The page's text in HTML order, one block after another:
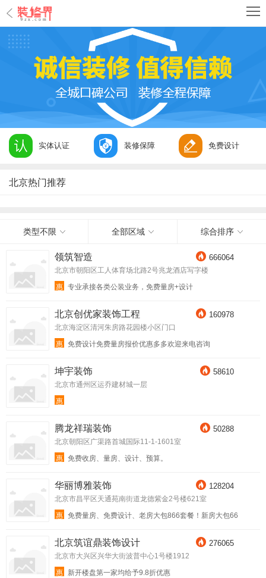
实体认证 装修保障 免费设计
北京热门推荐
类型不限 全部区域 综合排序
领筑智造 666064
北京市朝阳区工人体育场北路2号兆龙酒店写字楼
惠
专业承接各类公装业务，免费量房+设计
北京创优家装饰工程 160978
北京海淀区清河朱房路花园楼小区门口
惠
免费设计免费量房报价优惠多多欢迎来电咨询
坤宇装饰 58610
北京市通州区运乔建材城一层
惠
腾龙祥瑞装饰 50288
北京朝阳区广渠路首城国际11-1-1601室
惠
免费收房、量房、设计、预算。
华丽博雅装饰 128204
北京市昌平区天通苑南街道龙德紫金2号楼621室
惠
免费量房、免费设计、老房大包866套餐！新房大包66
北京筑谊鼎装饰设计 276065
北京市大兴区兴华大街波普中心1号楼1912
惠
新开楼盘第一家均给予9.8折优惠